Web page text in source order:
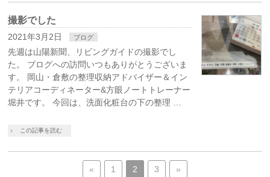
撮影でした
2021年3月2日 ブログ
先週は山陽新聞、リビングガイドの撮影でし
た。 ブログへの訪問いつもありがとうございま
す。 岡山・倉敷の整理収納アドバイザー＆イン
テリアコーディネーター&方眼ノートトレーナー
堀井です。 今回は、洗面化粧台の下の整理 …
この記事を読む
« 1 2 3 »